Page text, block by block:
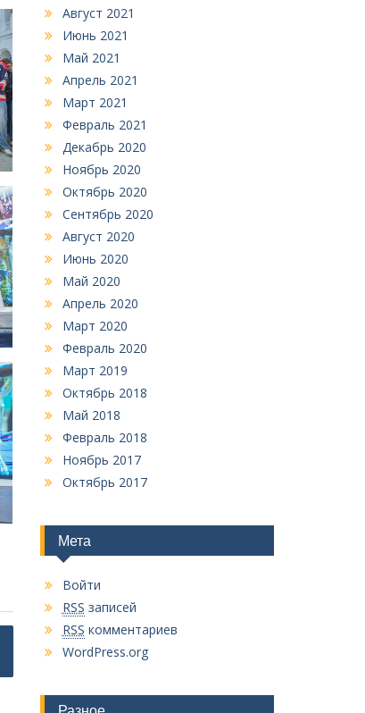
Август 2021
Июнь 2021
Май 2021
Апрель 2021
Март 2021
Февраль 2021
Декабрь 2020
Ноябрь 2020
Октябрь 2020
Сентябрь 2020
Август 2020
Июнь 2020
Май 2020
Апрель 2020
Март 2020
Февраль 2020
Март 2019
Октябрь 2018
Май 2018
Февраль 2018
Ноябрь 2017
Октябрь 2017
Мета
Войти
RSS записей
RSS комментариев
WordPress.org